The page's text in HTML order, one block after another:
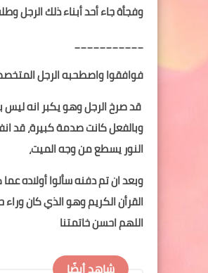
وفجأة جاء أحد أبناء ذلك الرجل
___________
فوافقوا واصطحبه الرجل
قد صرخ الرجل وهو يكبر انه
وبالفعل كانت صدمة كبيرة، قد
النور يسطع من وجه الميت،
وبعد ان تم دفنه سألوا أولاده
القرأن الكريم وهو الذي كان
اللهم احسن خاتمتنا
شاهد أيضًا